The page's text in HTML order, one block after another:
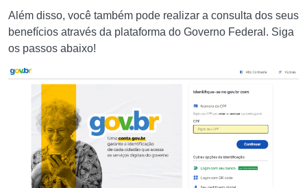
Além disso, você também pode realizar a consulta dos seus
benefícios através da plataforma do Governo Federal. Siga
os passos abaixo!